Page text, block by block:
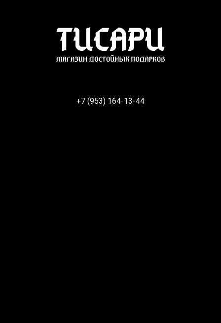
+7 (953) 164-13-44